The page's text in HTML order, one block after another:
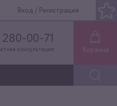
Вход / Регистрация
00-71
консультация Корзина